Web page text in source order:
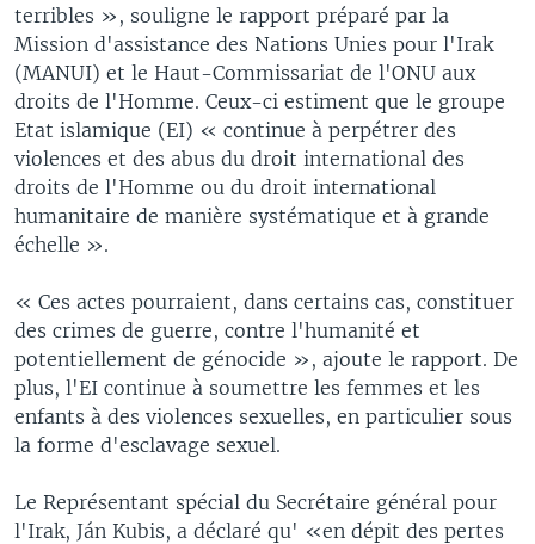
terribles », souligne le rapport préparé par la
Mission d'assistance des Nations Unies pour l'Irak
(MANUI) et le Haut-Commissariat de l'ONU aux
droits de l'Homme. Ceux-ci estiment que le groupe
Etat islamique (EI) « continue à perpétrer des
violences et des abus du droit international des
droits de l'Homme ou du droit international
humanitaire de manière systématique et à grande
échelle ».
« Ces actes pourraient, dans certains cas, constituer
des crimes de guerre, contre l'humanité et
potentiellement de génocide », ajoute le rapport. De
plus, l'EI continue à soumettre les femmes et les
enfants à des violences sexuelles, en particulier sous
la forme d'esclavage sexuel.
Le Représentant spécial du Secrétaire général pour
l'Irak, Ján Kubis, a déclaré qu' «en dépit des pertes